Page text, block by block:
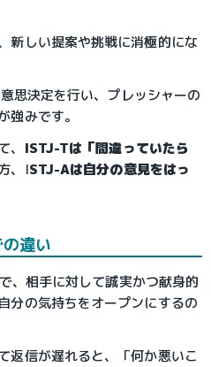
新しい提案や挑戦に消極的にな
思決定を行い、プレッシャーの
強みです。
ISTJ-Tは「間違っていたら
、ISTJ-Aは自分の意見をはっ
違い
、相手に対して誠実かつ献身的
分の気持ちをオープンにするの
返信が遅れると、「何か悪いこ